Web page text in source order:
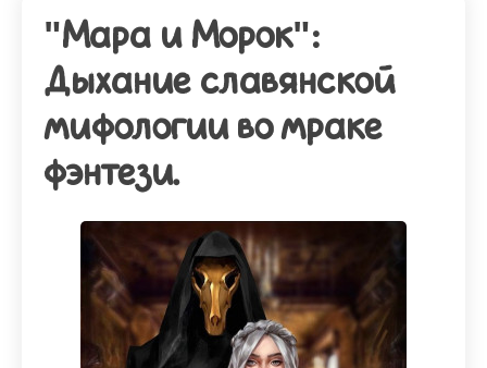
"Мара и Морок":
Дыхание славянской
мифологии во мраке
фэнтези.